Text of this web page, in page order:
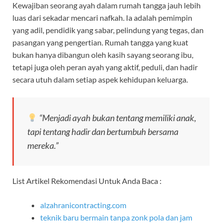
Kewajiban seorang ayah dalam rumah tangga jauh lebih
luas dari sekadar mencari nafkah. Ia adalah pemimpin
yang adil, pendidik yang sabar, pelindung yang tegas, dan
pasangan yang pengertian. Rumah tangga yang kuat
bukan hanya dibangun oleh kasih sayang seorang ibu,
tetapi juga oleh peran ayah yang aktif, peduli, dan hadir
secara utuh dalam setiap aspek kehidupan keluarga.
“Menjadi ayah bukan tentang memiliki anak,
tapi tentang hadir dan bertumbuh bersama
mereka.”
List Artikel Rekomendasi Untuk Anda Baca :
alzahranicontracting.com
teknik baru bermain tanpa zonk pola dan jam